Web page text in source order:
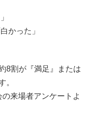
かった」
8割が『満足』または
。
来場者アンケートよ